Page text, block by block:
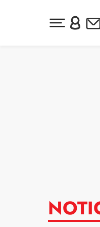
Desplegar
Inicia